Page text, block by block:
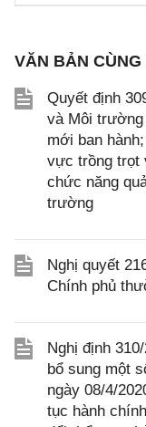
VĂN BẢN
Quyết định
và Môi
mới ban
vực trồng trọt
chức năng
trường
Nghị quyết
Chính phủ
Nghị định
bổ sung một
ngày 08/4/
tục hành